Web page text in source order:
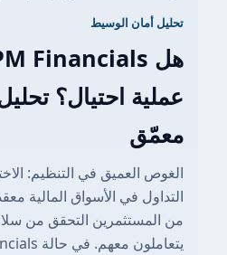
تحليل أمان الوسيط
عملية احتيال؟
معمّق
الغوص العميق في التنظيم:
التداول في الأسواق المالية
من المستثمرين التحقق من